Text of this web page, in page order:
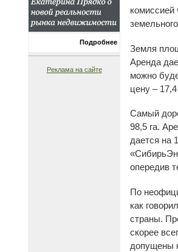
Подробнее
Реклама на сайте
Земля
Аренда
можно
цену –
Самый
98,5 га.
дается на
опередив
По
как
страны.
скорее
допущены